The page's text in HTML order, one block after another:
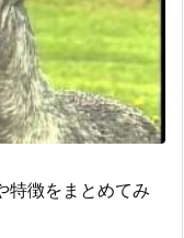
特徴をまとめてみ